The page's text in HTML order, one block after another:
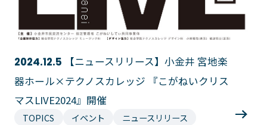
2024.12.5
【ニュースリリース】小金井 宮地楽
器ホール×テクノスカレッジ 『こがねいクリス
マスLIVE2024』開催
TOPICS イベント
ニュースリリース